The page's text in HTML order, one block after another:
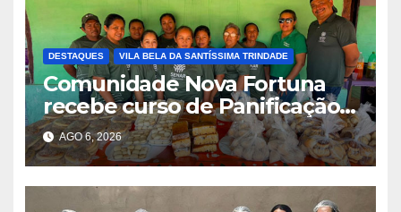
DESTAQUES VILA BELA DA SANTÍSSIMA TRINDADE
Comunidade Nova Fortuna
recebe curso de Panificação
Artesanal promovido pelo
SENAR-MT e Sindicato Rural
AGO 6, 2026